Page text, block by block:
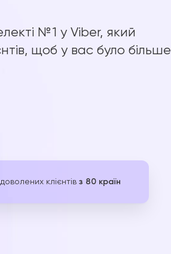
№ 1 у Viber, який
щоб у вас було більше
клієнтів з 80 країн